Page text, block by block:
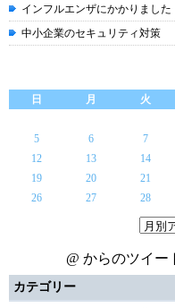
インフルエンザにかかりました
中小企業のセキュリティ対策
日
月 火
5
6 7
12
13 14
19
20 21
26
27 28
@ からのツイー
カテゴリー